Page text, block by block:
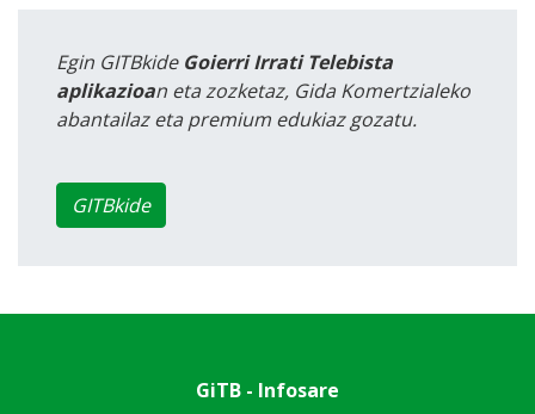
Egin GITBkide Goierri Irrati Telebista
aplikazioan eta zozketaz, Gida Komertzialeko
abantailaz eta premium edukiaz gozatu.
GITBkide
GiTB - Infosare